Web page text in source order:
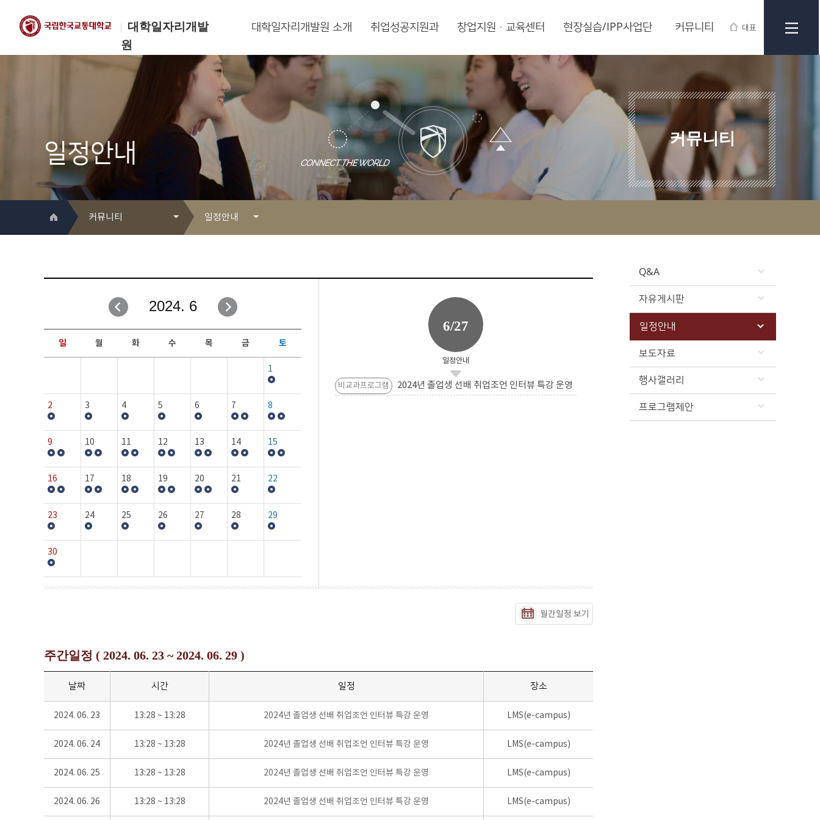
대학일자리개발
원
대표
한국교통대학교
대학일자리개발원
대학일자리개발원 소개 취업성공지원과 창업지원·교육센터 현장실습/IPP사업단 커뮤니티
일정안내
커뮤니티
커뮤니티
취업성공지원과
창업지원·교육센터
현장실습/IPP사업단
커뮤니티
일정안내
자유게시판
일정안내
보도자료
행사갤러리
Q&A
자유게시판
일정안내
보도자료
행사갤러리
프로그램제안
2024. 6
일 월 화 수 목 금 토
1
2 3 4 5 6 7 8
9 10 11 12 13 14 15
16 17 18 19 20 21 22
23 24 25 26 27 28 29
30
6/27
일정안내
비교과프로그램 2024년 졸업생 선배 취업조언 인터뷰 특강 운영
월간일정 보기
주간일정 ( 2024. 06. 23 ~ 2024. 06. 29 )
날짜 시간 일정 장소
2024. 06. 23 13:28 ~ 13:28 2024년 졸업생 선배 취업조언 인터뷰 특강 운영 LMS(e-campus)
2024. 06. 24 13:28 ~ 13:28 2024년 졸업생 선배 취업조언 인터뷰 특강 운영 LMS(e-campus)
2024. 06. 25 13:28 ~ 13:28 2024년 졸업생 선배 취업조언 인터뷰 특강 운영 LMS(e-campus)
2024. 06. 26 13:28 ~ 13:28 2024년 졸업생 선배 취업조언 인터뷰 특강 운영 LMS(e-campus)